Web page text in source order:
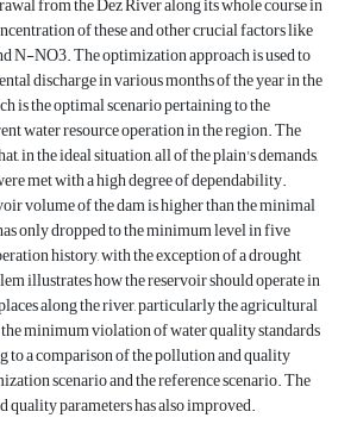
of these and other crucial factors like
N-NO3. The optimization approach is used to
discharge in various months of the year in the
is the optimal scenario pertaining to the
water resource operation in the region. The
in the ideal situation, all of the plain's demands,
met with a high degree of dependability.
volume of the dam is higher than the minimal
only dropped to the minimum level in five
history, with the exception of a drought
illustrates how the reservoir should operate in
along the river, particularly the agricultural
minimum violation of water quality standards
to a comparison of the pollution and quality
scenario and the reference scenario. The
parameters has also improved.